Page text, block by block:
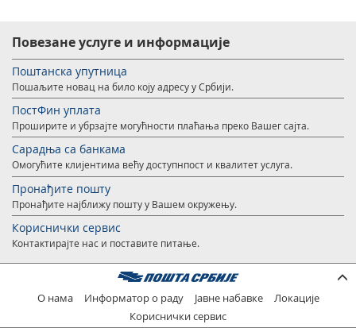
Повезане услуге и информације
Поштанска упутница
Пошаљите новац на било коју адресу у Србији.
ПостФин уплата
Проширите и убрзајте могућности плаћања преко Вашег сајта.
Сарадња са банкама
Омогућите клијентима већу доступнпост и квалитет услуга.
Пронађите пошту
Пронађите најближу пошту у Вашем окружењу.
Кориснички сервис
Контактирајте нас и поставите питање.
О нама Информатор о раду Јавне набавке
Локације
Кориснички сервис